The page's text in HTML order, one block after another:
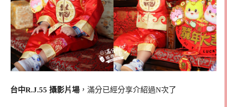
台中R.J.55 攝影片場 ，滿分已經分享介紹過N次了